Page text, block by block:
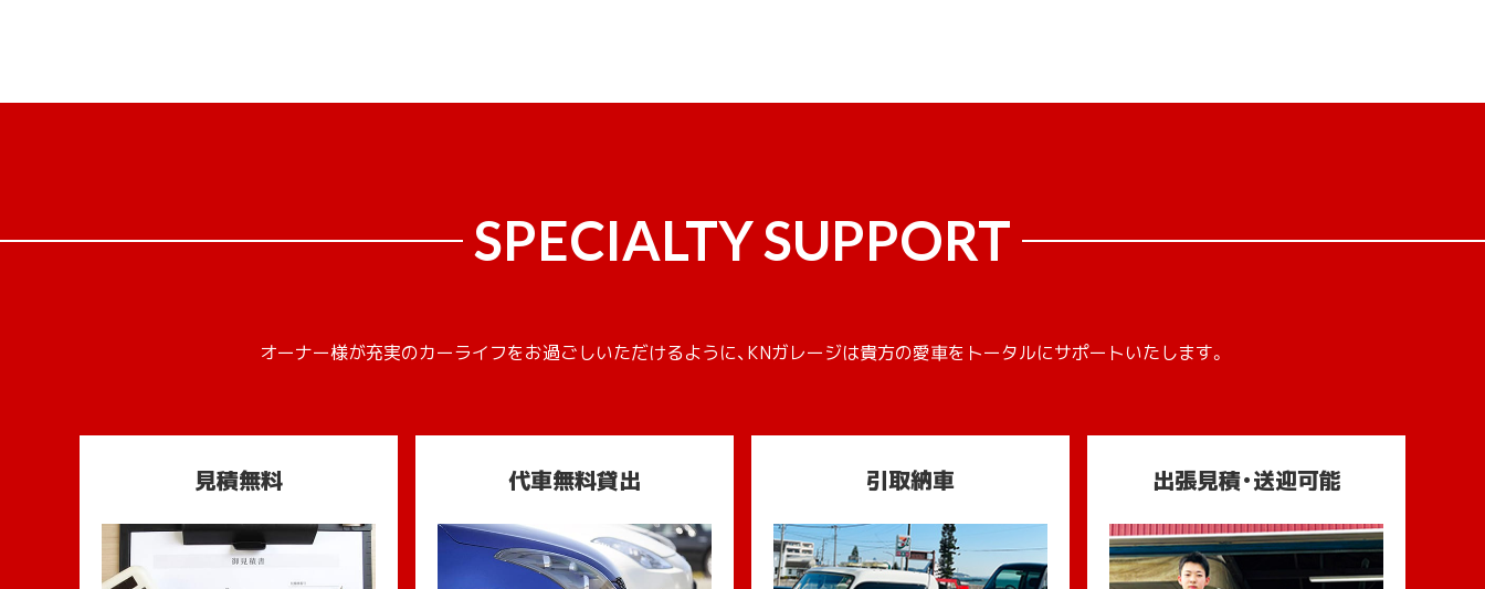
SPECIALTY SUPPORT
オーナー様が充実のカーライフをお過ごしいただけるように、KNガレージは貴方の愛車をトータルにサポートいたします。
見積無料 代車無料貸出 引取納車 出張見積・送迎可能